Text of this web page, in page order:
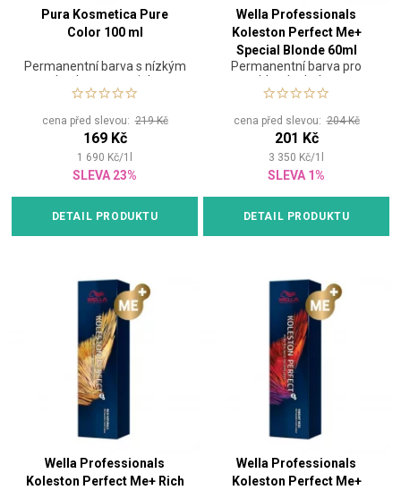
Pura Kosmetica Pure
Color 100 ml
Permanentní barva s nízkým
obsahem amoniaku
cena před slevou:219 Kč
169 Kč
1 690 Kč/1
SLEVA 23%
DETAIL PRODUKTU
Wella Professionals
Koleston Perfect Me+
Special Blonde 60ml
Permanentní barva pro
blond odstíny
cena před slevou:204 Kč
201 Kč
3 350 Kč/1
SLEVA 1%
DETAIL PRODUKTU
Wella Professionals
Koleston Perfect Me+ Rich
Wella Professionals
Koleston Perfect Me+